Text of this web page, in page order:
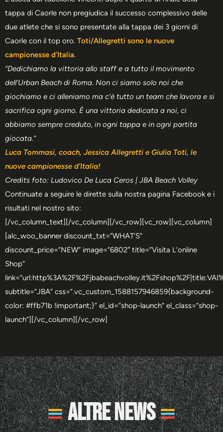
tappa di Caorle non pregiudica il successo complessivo delle
due atlete che si sono presentate alla tappa dei 3 giorni di
Caorle con il top oro. Toti/Allegretti sono le nuove
campionesse d’Italia.
“Dedichiamo la vittoria allo staff e a tutto il movimento
dell’Urban Beach di Roma. Non ci siamo solo noi che
giochiamo e ci alleniamo ma c’è tutto un team che lavora e si
sacrifica ogni giorno. È una vittoria dedicata a noi, ci
abbiamo sempre creduto, in ogni tappa e in ogni partita
giocata.”
Luca Tommasi, coach, Jessica Allegretti e Giulia Toti, le
nuove campionesse d’Italia!
Credits foto: Ludovico De Luca Ceros | JBA Beach Volley
Continuate a seguire le dirette sulla nostra pagina Facebook e i
risultati nel nostro sito:
[/vc_column_text][/vc_column][/vc_row][vc_row][vc_column]
[alc_woo_banner discount_txt=”WHAT’S”
discount_price=”NEW” image=”6802″ title=”Visita L’online
Shop”
subtitle=”JBA” css=”.vc_custom_1588157946859{background-
color: #ffb71b !important;}” el_id=”shop-launch” el_class=”shop-
launch”][/vc_column][/vc_row]
Altre News